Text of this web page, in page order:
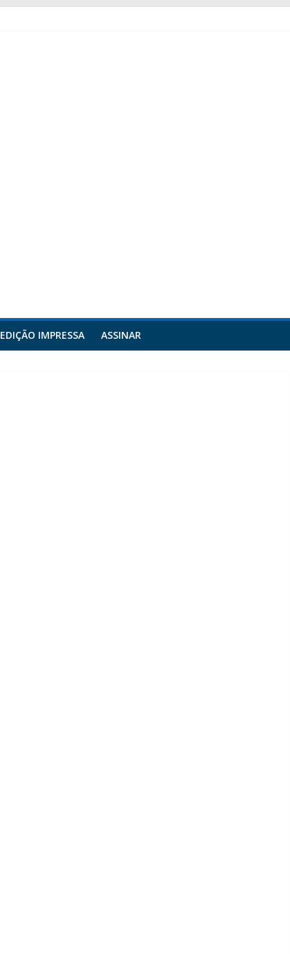
EDIÇÃO IMPRESSA ASSINAR